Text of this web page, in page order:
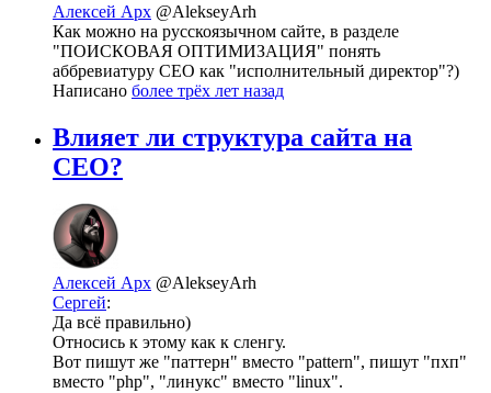
Алексей Арх @AlekseyArh
Как можно на русскоязычном сайте, в разделе
"ПОИСКОВАЯ ОПТИМИЗАЦИЯ" понять
аббревиатуру СЕО как "исполнительный директор"?)
Написано более трёх лет назад
Влияет ли структура сайта на
СЕО?
Алексей Арх @AlekseyArh
Сергей:
Да всё правильно)
Относись к этому как к сленгу.
Вот пишут же "паттерн" вместо "pattern", пишут "пхп"
вместо "php", "линукс" вместо "linux".